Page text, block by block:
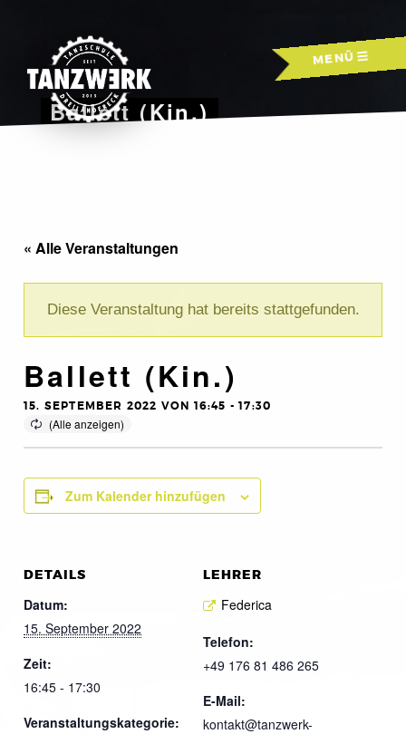
MENÜ
Ballett (Kin.)
« Alle Veranstaltungen
Diese Veranstaltung hat bereits stattgefunden.
Ballett (Kin.)
15. SEPTEMBER 2022 VON 16:45 -17:30
Zum Kalender hinzufügen
DETAILS
Datum:
15. September 2022
Zeit:
16:45 - 17:30
Veranstaltungskategorie:
LEHRER
Federica
Telefon:
+49 176 81 486 265
E-Mail:
kontakt@tanzwerk-